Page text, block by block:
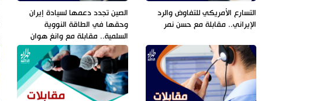
التسارع الأمريكي للتفاوض والرد
الإيراني.. مقابلة مع حسن نمر
الصين تجدد دعمها لسيادة إيران
وحقها في الطاقة النووية
السلمية.. مقابلة مع وانغ هوان